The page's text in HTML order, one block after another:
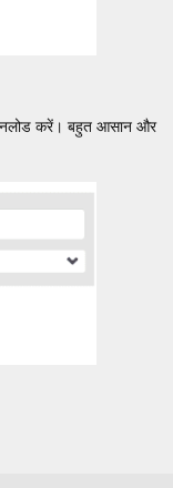
करें। बहुत आसान और